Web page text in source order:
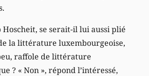
Hoscheit, se serait-il lui aussi plié
la littérature luxembourgeoise,
raffole de littérature
? « Non », répond l’intéressé,